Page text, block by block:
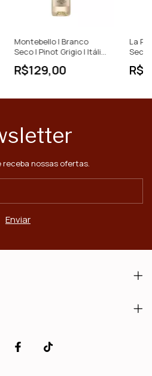
Montebello | Branco
Seco | Pinot Grigio | Itália
| 750ml
R$129,00
La
Seco
|
receba nossas ofertas.